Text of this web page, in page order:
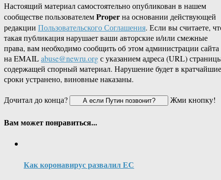
Настоящий материал самостоятельно опубликован в нашем
сообществе пользователемProperна основании действующей
редакции Пользовательского Соглашения. Если вы считаете,
такая публикация нарушает ваши авторские и/или смежные
права, вам необходимо сообщить об этом администрации сайта
на EMAILabuse@newru.orgс указанием адреса (URL)
содержащей спорный материал. Нарушение будет в кратчайшие
сроки устранено, виновные наказаны.
Дочитал до конца?
Жми кнопку!
Вам может понравиться...
Как коронавирус развалил ЕС